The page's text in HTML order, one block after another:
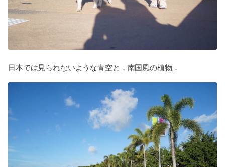
日本では見られないような青空と，南国風の植物．